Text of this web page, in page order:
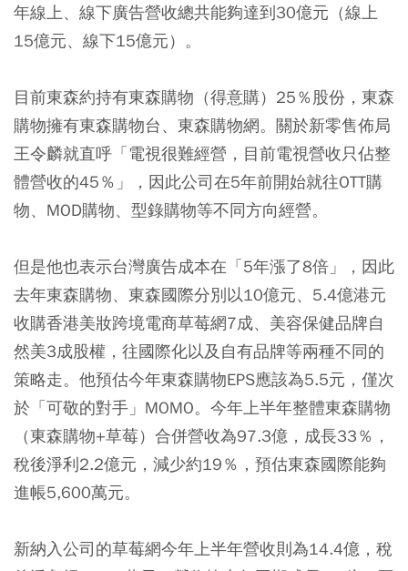
年線上、線下廣告營收總共能夠達到30億元（線上
15億元、線下15億元）。
目前東森約持有東森購物（得意購）25％股份，東森
購物擁有東森購物台、東森購物網。關於新零售佈局
王令麟就直呼「電視很難經營，目前電視營收只佔整
體營收的45％」，因此公司在5年前開始就往OTT購
物、MOD購物、型錄購物等不同方向經營。
但是他也表示台灣廣告成本在「5年漲了8倍」，因此
去年東森購物、東森國際分別以10億元、5.4億港元
收購香港美妝跨境電商草莓網7成、美容保健品牌自
然美3成股權，往國際化以及自有品牌等兩種不同的
策略走。他預估今年東森購物EPS應該為5.5元，僅次
於「可敬的對手」MOMO。今年上半年整體東森購物
（東森購物+草莓）合併營收為97.3億，成長33％，
稅後淨利2.2億元，減少約19％，預估東森國際能夠
進帳5,600萬元。
新納入公司的草莓網今年上半年營收則為14.4億，稅